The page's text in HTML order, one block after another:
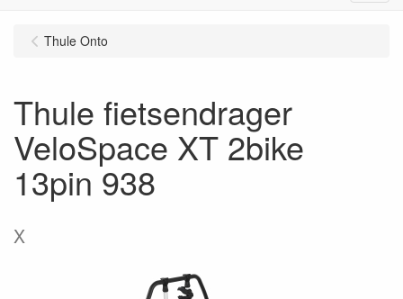
Thule Onto
Thule fietsendrager
VeloSpace XT 2bike
13pin 938
X